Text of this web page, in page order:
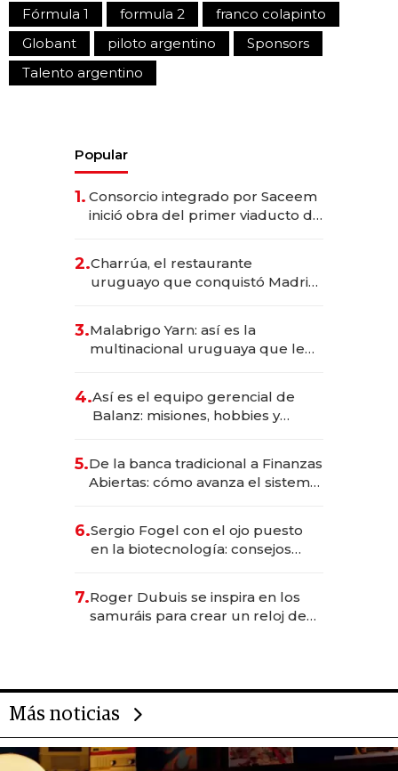
Fórmula 1
formula 2
franco colapinto
Globant
piloto argentino
Sponsors
Talento argentino
Popular
1. Consorcio integrado por Saceem
inició obra del primer viaducto de
millones
2.Charrúa, el restaurante
uruguayo que conquistó Madrid:
anticipación y prepara apertura
3.Malabrigo Yarn: así es la
multinacional uruguaya que le
4.Así es el equipo gerencial de
Balanz: misiones, hobbies y
5.De la banca tradicional a Finanzas
Abiertas: cómo avanza el sistema
6.Sergio Fogel con el ojo puesto
en la biotecnología: consejos
rol de la IA
7.Roger Dubuis se inspira en los
samuráis para crear un reloj de
Más noticias